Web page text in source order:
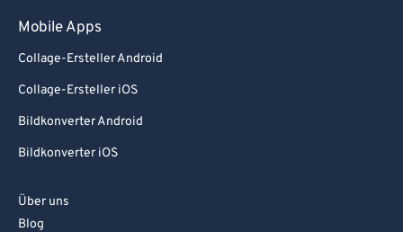
Mobile Apps
Collage-Ersteller Android
Collage-Ersteller iOS
Bildkonverter Android
Bildkonverter iOS
Über uns
Blog